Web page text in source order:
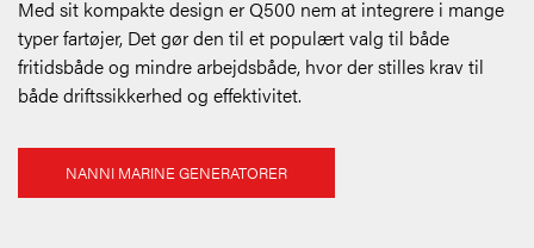
Med sit kompakte design er Q500 nem at integrere i mange
typer fartøjer, Det gør den til et populært valg til både
fritidsbåde og mindre arbejdsbåde, hvor der stilles krav til
både driftssikkerhed og effektivitet.
NANNI MARINE GENERATORER